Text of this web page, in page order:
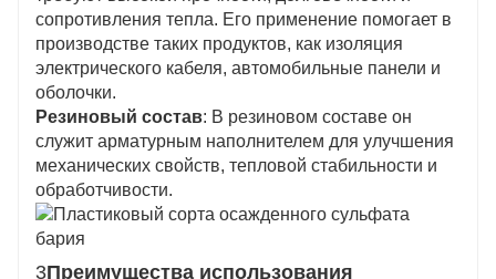
сопротивления тепла. Его применение помогает в
производстве таких продуктов, как изоляция
электрического кабеля, автомобильные панели и
оболочки.
Резиновый состав: В резиновом составе он
служит арматурным наполнителем для улучшения
механических свойств, тепловой стабильности и
обработчивости.
3Преимущества использования